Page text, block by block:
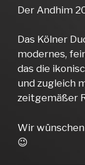
Der Andhim
Das Kölner
modernes,
das die
und zugleich
zeitgemäßer
Wir
😉